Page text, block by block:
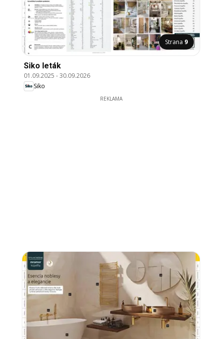
Strana 9
Siko leták
01.09.2025 -30.09.2026
Siko
REKLAMA